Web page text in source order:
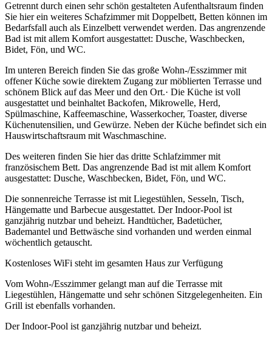
Getrennt durch einen sehr schön gestalteten Aufenthaltsraum finden
Sie hier ein weiteres Schafzimmer mit Doppelbett, Betten können im
Bedarfsfall auch als Einzelbett verwendet werden. Das angrenzende
Bad ist mit allem Komfort ausgestattet: Dusche, Waschbecken,
Bidet, Fön, und WC.
Im unteren Bereich finden Sie das große Wohn-/Esszimmer mit
offener Küche sowie direktem Zugang zur möblierten Terrasse und
schönem Blick auf das Meer und den Ort.· Die Küche ist voll
ausgestattet und beinhaltet Backofen, Mikrowelle, Herd,
Spülmaschine, Kaffeemaschine, Wasserkocher, Toaster, diverse
Küchenutensilien, und Gewürze. Neben der Küche befindet sich ein
Hauswirtschaftsraum mit Waschmaschine.
Des weiteren finden Sie hier das dritte Schlafzimmer mit
französischem Bett. Das angrenzende Bad ist mit allem Komfort
ausgestattet: Dusche, Waschbecken, Bidet, Fön, und WC.
Die sonnenreiche Terrasse ist mit Liegestühlen, Sesseln, Tisch,
Hängematte und Barbecue ausgestattet. Der Indoor-Pool ist
ganzjährig nutzbar und beheizt. Handtücher, Badetücher,
Bademantel und Bettwäsche sind vorhanden und werden einmal
wöchentlich getauscht.
Kostenloses WiFi steht im gesamten Haus zur Verfügung
Vom Wohn-/Esszimmer gelangt man auf die Terrasse mit
Liegestühlen, Hängematte und sehr schönen Sitzgelegenheiten. Ein
Grill ist ebenfalls vorhanden.
Der Indoor-Pool ist ganzjährig nutzbar und beheizt.